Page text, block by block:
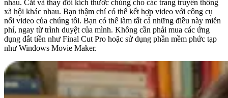
nhau. Cắt và thay đổi kích thước chúng cho các trang truyền thông
xã hội khác nhau. Bạn thậm chí có thể kết hợp video với công cụ
nối video của chúng tôi. Bạn có thể làm tất cả những điều này miễn
phí, ngay từ trình duyệt của mình. Không cần phải mua các ứng
dụng đắt tiền như Final Cut Pro hoặc sử dụng phần mềm phức tạp
như Windows Movie Maker.